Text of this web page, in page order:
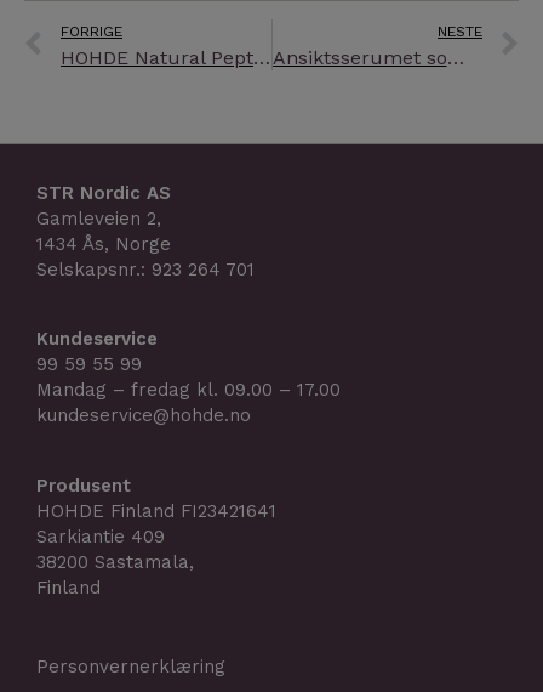
Prev
FORRIGE
HOHDE Natural Peptidserum
NESTE
Ansiktsserumet som har tatt Norge med storm
STR Nordic AS
Gamleveien 2,
1434 Ås, Norge
Selskapsnr.: 923 264 701
Kundeservice
99 59 55 99
Mandag – fredag kl. 09.00 – 17.00
kundeservice@hohde.no
Produsent
HOHDE Finland FI23421641
Sarkiantie 409
38200 Sastamala,
Finland
Personvernerklæring